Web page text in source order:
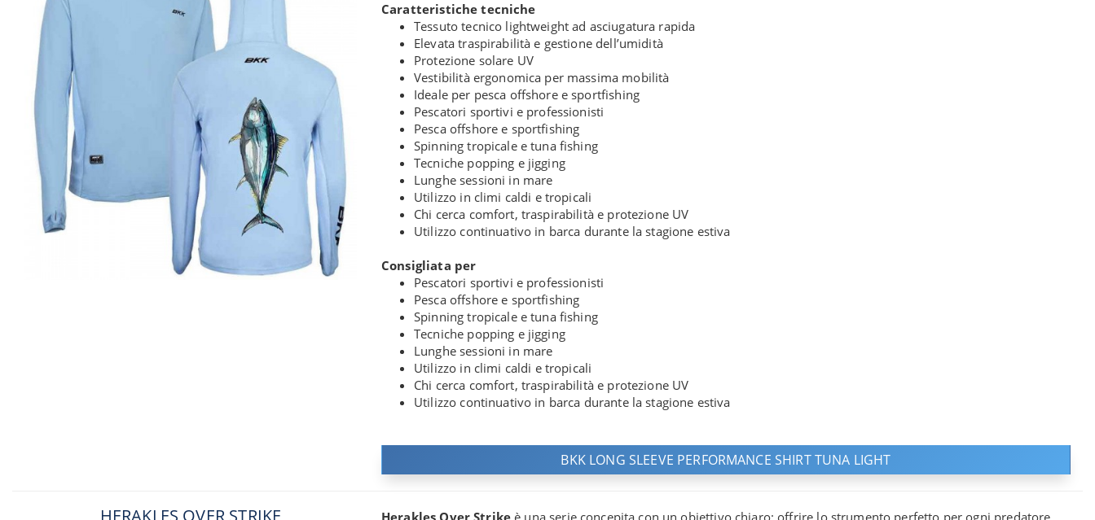
Caratteristiche tecniche
Tessuto tecnico lightweight ad asciugatura rapida
Elevata traspirabilità e gestione dell’umidità
Protezione solare UV
Vestibilità ergonomica per massima mobilità
Ideale per pesca offshore e sportfishing
Pescatori sportivi e professionisti
Pesca offshore e sportfishing
Spinning tropicale e tuna fishing
Tecniche popping e jigging
Lunghe sessioni in mare
Utilizzo in climi caldi e tropicali
Chi cerca comfort, traspirabilità e protezione UV
Utilizzo continuativo in barca durante la stagione estiva
Consigliata per
Pescatori sportivi e professionisti
Pesca offshore e sportfishing
Spinning tropicale e tuna fishing
Tecniche popping e jigging
Lunghe sessioni in mare
Utilizzo in climi caldi e tropicali
Chi cerca comfort, traspirabilità e protezione UV
Utilizzo continuativo in barca durante la stagione estiva
BKK LONG SLEEVE PERFORMANCE SHIRT TUNA LIGHT
HERAKLES OVER STRIKE Herakles Over Strike è una serie concepita con un obiettivo chiaro: offrire lo strumento perfetto per ogni predatore,